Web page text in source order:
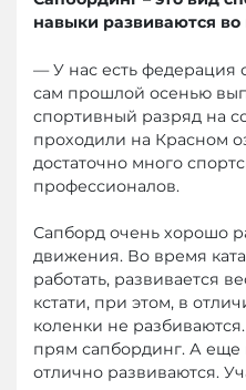
навыки развиваются
— У нас есть федерация
сам прошлой осенью
спортивный разряд на
проходили на Красном
достаточно много
профессионалов.
Сапборд очень хорошо
движения. Во время
работать, развивается
кстати, при этом, в
коленки не
прям сапбординг. А еще
отлично развиваются.